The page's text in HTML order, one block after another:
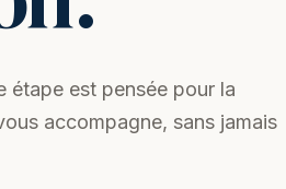
étape est pensée pour la
accompagne, sans jamais